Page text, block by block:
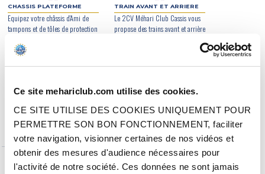
Ce site mehariclub.com utilise des cookies.
CE SITE UTILISE DES COOKIES UNIQUEMENT POUR
PERMETTRE SON BON FONCTIONNEMENT, faciliter
votre navigation, visionner certaines de nos vidéos et
obtenir des mesures d'audience nécessaires pour
l'activité de notre société. Ces données ne sont jamais
CHASSIS PLATEFORME
Equipez votre châssis d'Ami de
tampons et de tôles de protection
Cassis. Plusieurs qualités de
un traitement anticorrosion par
pour châssis plateforme d'Ami
sont également disponibles sur
notre site Internet.
TRAIN AVANT ET ARRIERE
Le 2CV Méhari Club Cassis vous
propose des trains avant et arrière